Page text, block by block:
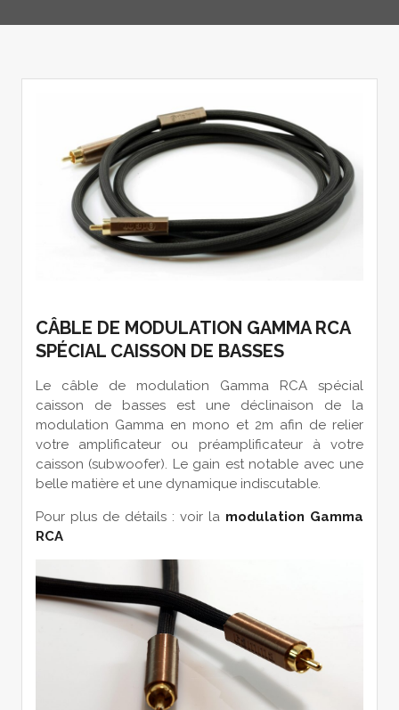
CÂBLE DE MODULATION GAMMA RCA
SPÉCIAL CAISSON DE BASSES
Le câble de modulation Gamma RCA spécial
caisson de basses est une déclinaison de la
modulation Gamma en mono et 2m afin de relier
votre amplificateur ou préamplificateur à votre
caisson (subwoofer). Le gain est notable avec une
belle matière et une dynamique indiscutable.
Pour plus de détails : voir la modulation Gamma
RCA